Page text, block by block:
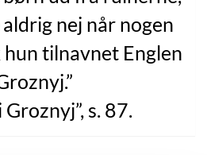
nej når nogen
hun tilnavnet Englen
Groznyj”, s. 87.